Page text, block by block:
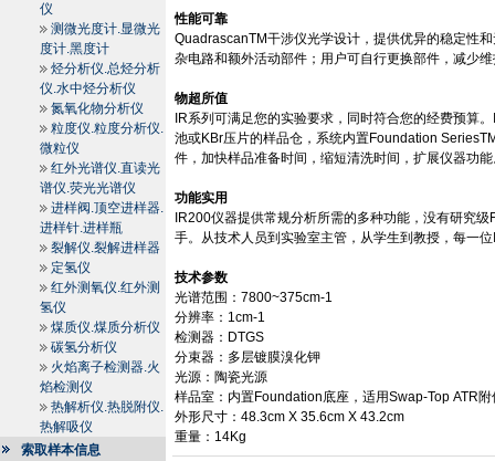
仪
测微光度计.显微光
度计.黑度计
烃分析仪.总烃分析
仪.水中烃分析仪
氮氧化物分析仪
粒度仪.粒度分析仪.
微粒仪
红外光谱仪.直读光
谱仪.荧光光谱仪
进样阀.顶空进样器.
进样针.进样瓶
裂解仪.裂解进样器
定氢仪
红外测氧仪.红外测
氢仪
煤质仪.煤质分析仪
碳氢分析仪
火焰离子检测器.火
焰检测仪
热解析仪.热脱附仪.
热解吸仪
索取样本信息
性能可靠
QuadrascanTM干涉仪光学设计，提供优异的稳定性
杂电路和额外活动部件；用户可自行更换部件，减少
物超所值
IR系列可满足您的实验要求，同时符合您的经费预算。
池或KBr压片的样品仓，系统内置Foundation
件，加快样品准备时间，缩短清洗时间，扩展仪器功
功能实用
IR200仪器提供常规分析所需的多种功能，没有研究级
手。从技术人员到实验室主管，从学生到教授，每一位
技术参数
光谱范围： 7800~375cm-1
分辨率： 1cm-1
检测器： DTGS
分束器：多层镀膜溴化钾
光源：陶瓷光源
样品室：内置Foundation底座，适用Swap-Top ATR附
外形尺寸： 48.3cm X 35.6cm X 43.2cm
重量： 14Kg